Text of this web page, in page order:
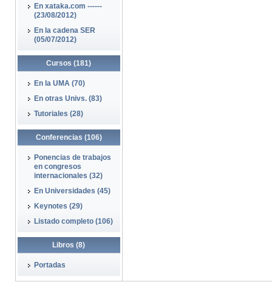
En xataka.com ------
(23/08/2012)
En la cadena SER
(05/07/2012)
Cursos (181)
En la UMA (70)
En otras Univs. (83)
Tutoriales (28)
Conferencias (106)
Ponencias de trabajos
en congresos
internacionales (32)
En Universidades (45)
Keynotes (29)
Listado completo (106)
Libros (8)
Portadas